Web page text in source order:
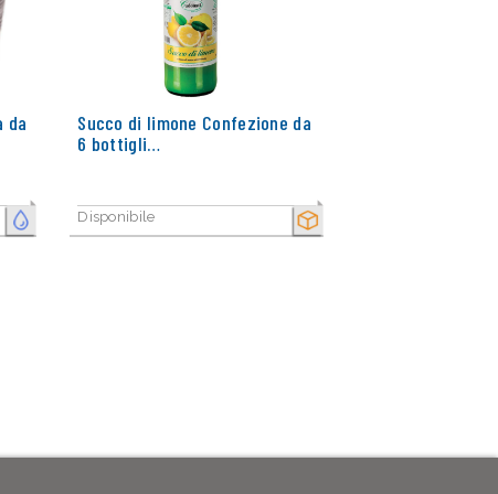
FRESCO
da
SECCO
Succo di limone Confezione da
6 bottigli…
Disponibile